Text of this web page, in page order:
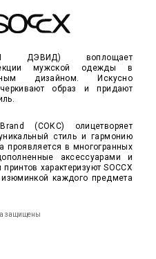
ДЭВИД) воплощает
мужской одежды в
дизайном. Искусно
образ и придают
(СОКС) олицетворяет
стиль и гармонию
в многогранных
аксессуарами и
характеризуют SOCCX
каждого предмета
защищены